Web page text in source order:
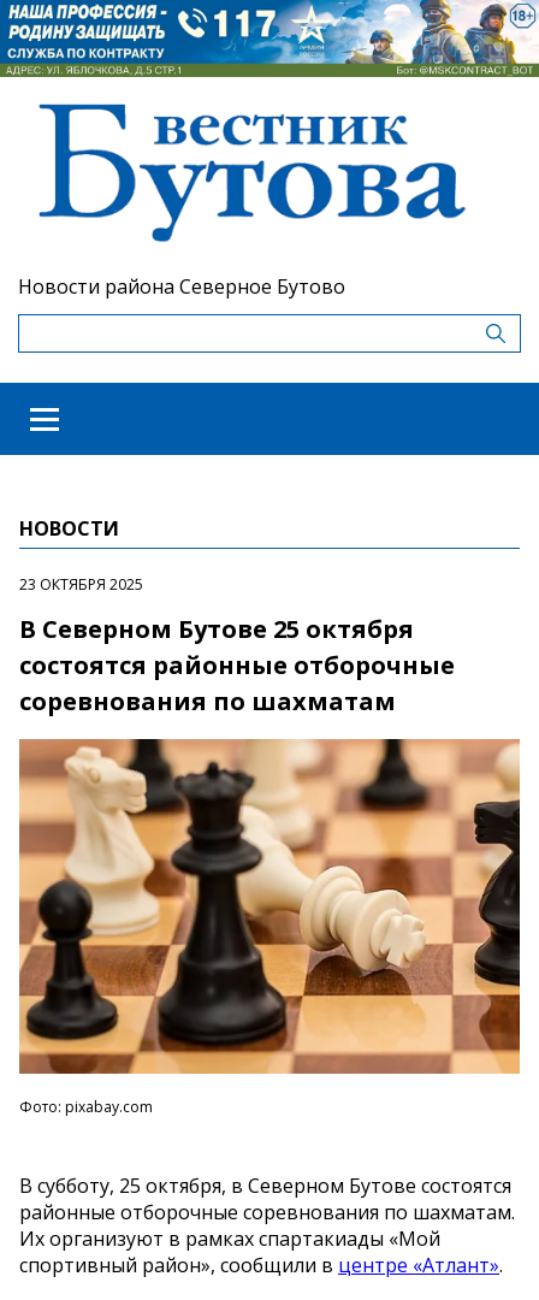
Новости района Северное Бутово
НОВОСТИ
23 ОКТЯБРЯ 2025
В Северном Бутове 25 октября
состоятся районные отборочные
соревнования по шахматам
Фото: pixabay.com
В субботу, 25 октября, в Северном Бутове состоятся
районные отборочные соревнования по шахматам.
Их организуют в рамках спартакиады «Мой
спортивный район», сообщили в центре «Атлант».